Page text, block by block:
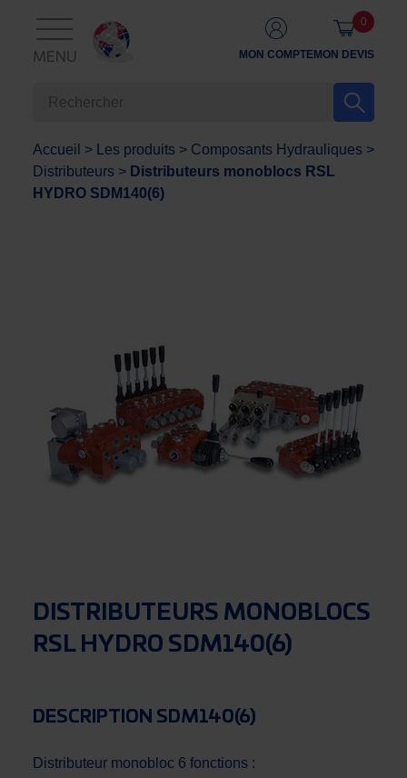
MENU MON COMPTEMON DEVIS
0
Accueil > Les produits > Composants Hydrauliques >
Distributeurs > Distributeurs monoblocs RSL
HYDRO SDM140(6)
DISTRIBUTEURS MONOBLOCS
RSL HYDRO SDM140(6)
DESCRIPTION SDM140(6)
Distributeur monobloc 6 fonctions :